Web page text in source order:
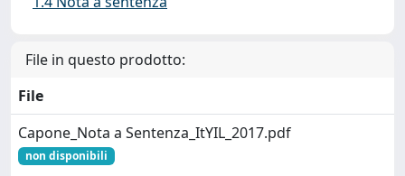
File in questo prodotto:
File
Capone_Nota a Sentenza_ItYIL_2017.pdf
non disponibili